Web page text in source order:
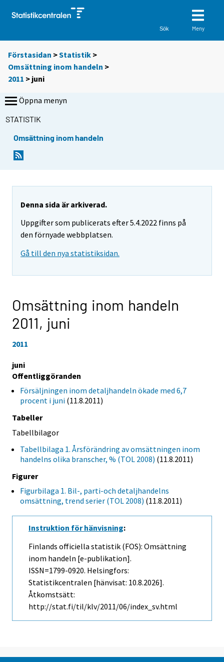
Sök Meny
Förstasidan >Statistik >
Omsättning inom handeln >
2011 > juni
Öppna menyn
STATISTIK
Omsättning inom handeln
Denna sida är arkiverad.
Uppgifter som publicerats efter 5.4.2022 finns på
den förnyade webbplatsen.
Gå till den nya statistiksidan.
Omsättning inom handeln
2011, juni
2011
juni
Offentliggöranden
Försäljningen inom detaljhandeln ökade med 6,7
procent i juni (11.8.2011)
Tabeller
Tabellbilagor
Tabellbilaga 1. Årsförändring av omsättningen inom
handelns olika branscher, % (TOL 2008) (11.8.2011)
Figurer
Figurbilaga 1. Bil-, parti-och detaljhandelns
omsättning, trend serier (TOL 2008) (11.8.2011)
Instruktion för hänvisning:
Finlands officiella statistik (FOS): Omsättning
inom handeln [e-publikation].
ISSN=1799-0920. Helsingfors:
Statistikcentralen [hänvisat: 10.8.2026].
Åtkomstsätt:
http://stat.fi/til/klv/2011/06/index_sv.html